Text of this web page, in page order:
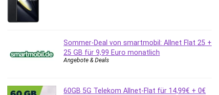
Sommer-Deal von smartmobil: Allnet Flat 25 +
25 GB für 9,99 Euro monatlich
Angebote & Deals
60GB 5G Telekom Allnet-Flat für 14,99€ + 0€